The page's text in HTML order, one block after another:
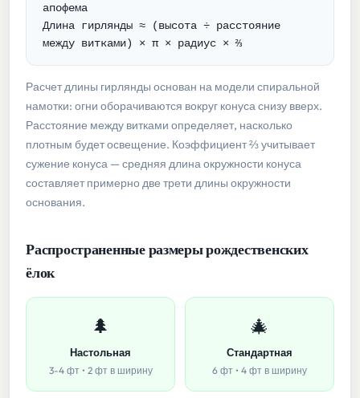
апофема
Длина гирлянды ≈ (высота ÷ расстояние
между витками) × π × радиус × ⅔
Расчет длины гирлянды основан на модели спиральной
намотки: огни оборачиваются вокруг конуса снизу вверх.
Расстояние между витками определяет, насколько
плотным будет освещение. Коэффициент ⅔ учитывает
сужение конуса — средняя длина окружности конуса
составляет примерно две трети длины окружности
основания.
Распространенные размеры рождественских
ёлок
🌲
Настольная
3-4 фт • 2 фт в ширину
🎄
Стандартная
6 фт • 4 фт в ширину